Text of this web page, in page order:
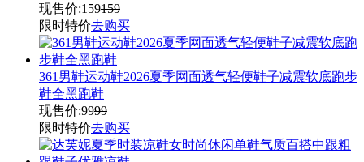
现售价:159159
限时特价去购买
361男鞋运动鞋2026夏季网面透气轻便鞋子减震软底跑步
鞋全黑跑鞋
现售价:9999
限时特价去购买